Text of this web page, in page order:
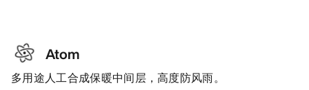
Atom
多用途人工合成保暖中间层，高度防风雨。